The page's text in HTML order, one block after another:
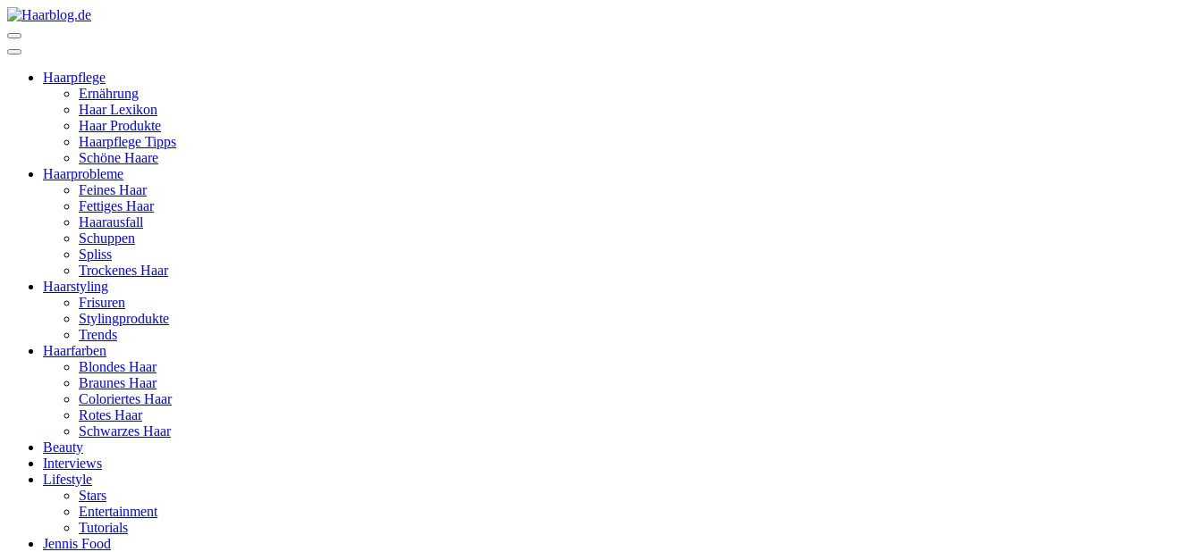
Zum
Inhalt
springen
drücken)Haarpflege
Ernährung
Haar Lexikon
Haar Produkte
Haarpflege Tipps
Schöne Haare
Haarprobleme
Feines Haar
Fettiges Haar
Haarausfall
Schuppen
Spliss
Trockenes Haar
Haarstyling
Frisuren
Stylingprodukte
Trends
Haarfarben
Blondes Haar
Braunes Haar
Coloriertes Haar
Rotes Haar
Schwarzes Haar
Beauty
Interviews
Lifestyle
Stars
Entertainment
Tutorials
Jennis Food